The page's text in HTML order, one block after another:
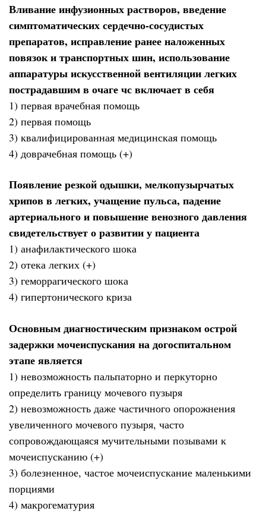
Вливание инфузионных растворов, введение
симптоматических сердечно-сосудистых
препаратов, исправление ранее наложенных
повязок и транспортных шин, использование
аппаратуры искусственной вентиляции легких
пострадавшим в очаге чс включает в себя
1) первая врачебная помощь
2) первая помощь
3) квалифицированная медицинская помощь
4) доврачебная помощь (+)
Появление резкой одышки, мелкопузырчатых
хрипов в легких, учащение пульса, падение
артериального и повышение венозного давления
свидетельствует о развитии у пациента
1) анафилактического шока
2) отека легких (+)
3) геморрагического шока
4) гипертонического криза
Основным диагностическим признаком острой
задержки мочеиспускания на догоспитальном
этапе является
1) невозможность пальпаторно и перкуторно
определить границу мочевого пузыря
2) невозможность даже частичного опорожнения
увеличенного мочевого пузыря, часто
сопровождающаяся мучительными позывами к
мочеиспусканию (+)
3) болезненное, частое мочеиспускание маленькими
порциями
4) макрогематурия